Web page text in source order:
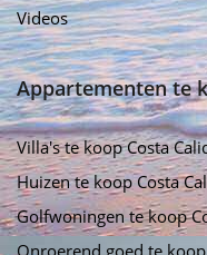
Videos
Appartementen te
Villa's te koop Costa
Huizen te koop Costa
Golfwoningen te koop
Onroerend goed te